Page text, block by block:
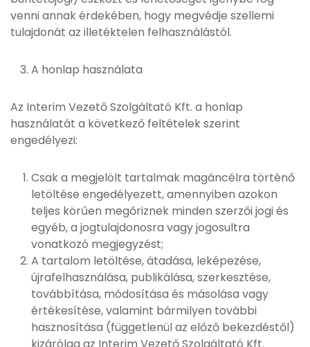
venni annak érdekében, hogy megvédje szellemi
tulajdonát az illetéktelen felhasználástól.
A honlap használata
Az Interim Vezető Szolgáltató Kft. a honlap
használatát a következő feltételek szerint
engedélyezi:
Csak a megjelölt tartalmak magáncélra történő
letöltése engedélyezett, amennyiben azokon
teljes körűen megőriznek minden szerzői jogi és
egyéb, a jogtulajdonosra vagy jogosultra
vonatkozó megjegyzést;
A tartalom letöltése, átadása, leképezése,
újrafelhasználása, publikálása, szerkesztése,
továbbítása, módosítása és másolása vagy
értékesítése, valamint bármilyen további
hasznosítása (függetlenül az előző bekezdéstől)